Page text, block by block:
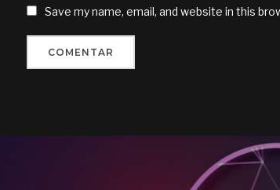
Save my name, email, and website in this